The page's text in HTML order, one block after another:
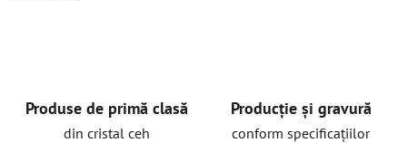
Produse de primă clasă
din cristal ceh
Producție și gravură
conform specificațiilor